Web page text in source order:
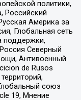
политики,
Российский
Америка за
Глобальная сеть
поддержки,
Северный
Антивоенный
de Rusos
союз
19, Мнение